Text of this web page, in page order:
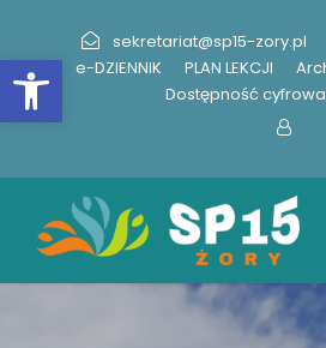
Otwórz pasek narzędzi
sekretariat@sp15-zory.pl
e-DZIENNIK
PLAN LEKCJI
Dostępność cyfrowa